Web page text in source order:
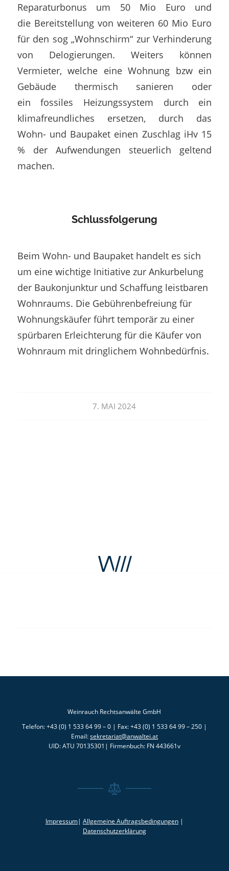
Reparaturbonus um 50 Mio Euro und
die Bereitstellung von weiteren 60 Mio Euro
für den sog „Wohnschirm“ zur Verhinderung
von Delogierungen. Weiters können
Vermieter, welche eine Wohnung bzw ein
Gebäude thermisch sanieren oder
ein fossiles Heizungssystem durch ein
klimafreundliches ersetzen, durch das
Wohn- und Baupaket einen Zuschlag iHv 15
% der Aufwendungen steuerlich geltend
machen.
Schlussfolgerung
Beim Wohn- und Baupaket handelt es sich
um eine wichtige Initiative zur Ankurbelung
der Baukonjunktur und Schaffung leistbaren
Wohnraums. Die Gebührenbefreiung für
Wohnungskäufer führt temporär zu einer
spürbaren Erleichterung für die Käufer von
Wohnraum mit dringlichem Wohnbedürfnis.
7. MAI 2024
Weinrauch Rechtsanwälte GmbH
Telefon: +43 (0) 1 533 64 99 – 0 | Fax: +43 (0) 1 533 64 99 – 250 |
Email:sekretariat@anwaltei.at
UID: ATU 70135301| Firmenbuch: FN 443661v
Impressum| Allgemeine Auftragsbedingungen|
Datenschutzerklärung